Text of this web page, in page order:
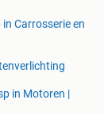
Carrosserie en
in Motoren |